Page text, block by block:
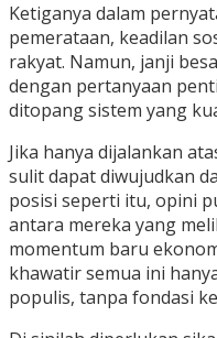
Ketiganya dalam
pemerataan, keadilan
rakyat. Namun, janji
dengan pertanyaan
ditopang sistem yang
Jika hanya dijalankan
sulit dapat diwujudkan
posisi seperti itu, opini
antara mereka yang
momentum baru
khawatir semua ini
populis, tanpa fondasi